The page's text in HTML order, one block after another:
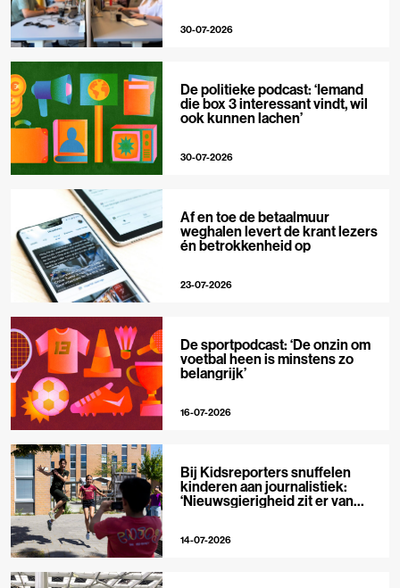
30-07-2026
De politieke podcast: ‘Iemand
die box 3 interessant vindt, wil
ook kunnen lachen’
30-07-2026
Af en toe de betaalmuur
weghalen levert de krant lezers
én betrokkenheid op
23-07-2026
De sportpodcast: ‘De onzin om
voetbal heen is minstens zo
belangrijk’
16-07-2026
Bij Kidsreporters snuffelen
kinderen aan journalistiek:
‘Nieuwsgierigheid zit er van
14-07-2026